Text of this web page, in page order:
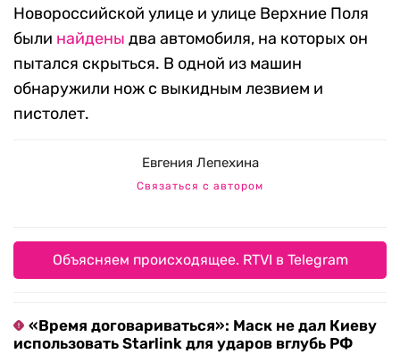
Новороссийской улице и улице Верхние Поля
были найдены два автомобиля, на которых он
пытался скрыться. В одной из машин
обнаружили нож с выкидным лезвием и
пистолет.
Евгения Лепехина
Связаться с автором
Объясняем происходящее. RTVI в Telegram
«Время договариваться»: Маск не дал Киеву
использовать Starlink для ударов вглубь РФ